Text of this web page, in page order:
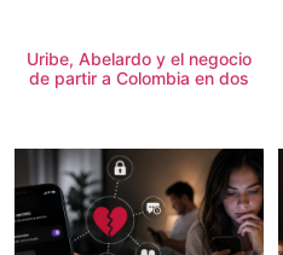
Uribe, Abelardo y el negocio
de partir a Colombia en dos